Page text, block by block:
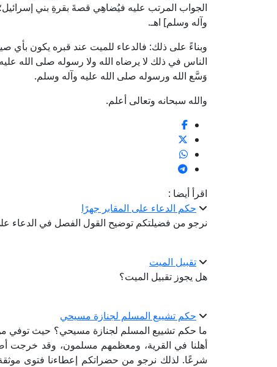
الجواب المرتب عليه فيُضاهِي قصةَ بقرةِ بني
وآله وسلم] اهـ.
وبناءً على ذلك: فالدعاء للميت عند قبره يكون بأي
الناس في ذلك لا يرضاه الله ولا رسوله صلى الله
وَسَّع الله ورسوله صلى الله عليه وآله وسلم.
والله سبحانه وتعالى أعلم.
اقرأ أيضا :
حكم الدعاء على المقابر جهرًا
نرجو من فضيلتكم توضيح القول الفصل في الدعاء
تقبيل الميت
هل يجوز تقبيل الميت؟
حكم تشييع المسلم لجنازة مسيحي
ما حكم تشييع المسلم لجنازة مسيحي؟ حيث توفي
أهلنا في القرية، ومعظمهم مسلمون، وقد خرجت
شرعًا. لذلك نرجو من حضراتكم إعطاءنا فتوى